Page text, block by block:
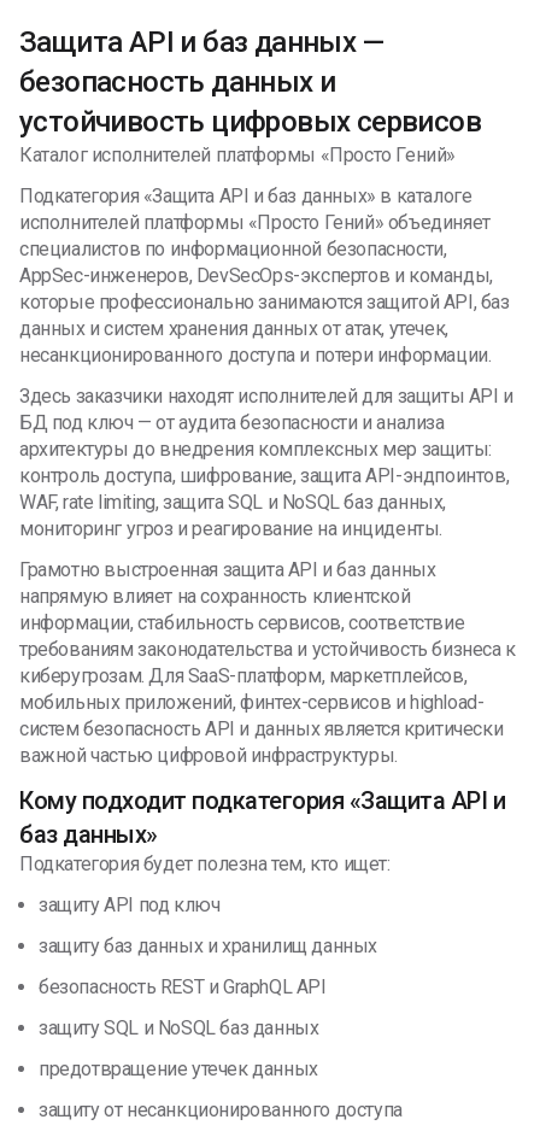
Защита API и баз данных —
безопасность данных и
устойчивость цифровых сервисов
Каталог исполнителей платформы «Просто Гений»
Подкатегория «Защита API и баз данных» в каталоге
исполнителей платформы «Просто Гений» объединяет
специалистов по информационной безопасности,
AppSec-инженеров, DevSecOps-экспертов и команды,
которые профессионально занимаются защитой API, баз
данных и систем хранения данных от атак, утечек,
несанкционированного доступа и потери информации.
Здесь заказчики находят исполнителей для защиты API и
БД под ключ — от аудита безопасности и анализа
архитектуры до внедрения комплексных мер защиты:
контроль доступа, шифрование, защита API-эндпоинтов,
WAF, rate limiting, защита SQL и NoSQL баз данных,
мониторинг угроз и реагирование на инциденты.
Грамотно выстроенная защита API и баз данных
напрямую влияет на сохранность клиентской
информации, стабильность сервисов, соответствие
требованиям законодательства и устойчивость бизнеса к
киберугрозам. Для SaaS-платформ, маркетплейсов,
мобильных приложений, финтех-сервисов и highload-
систем безопасность API и данных является критически
важной частью цифровой инфраструктуры.
Кому подходит подкатегория «Защита API и
баз данных»
Подкатегория будет полезна тем, кто ищет:
защиту API под ключ
защиту баз данных и хранилищ данных
безопасность REST и GraphQL API
защиту SQL и NoSQL баз данных
предотвращение утечек данных
защиту от несанкционированного доступа